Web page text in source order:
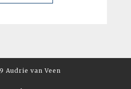
Audrie van Veen